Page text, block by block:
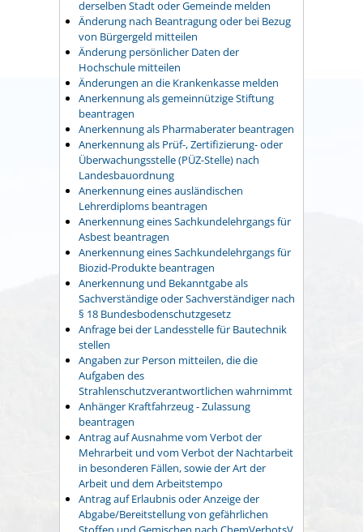
derselben Stadt oder Gemeinde melden
Änderung nach Beantragung oder bei Bezug
von Bürgergeld mitteilen
Änderung persönlicher Daten der
Hochschule mitteilen
Änderungen an die Krankenkasse melden
Anerkennung als gemeinnützige Stiftung
beantragen
Anerkennung als Pharmaberater beantragen
Anerkennung als Prüf-, Zertifizierung- oder
Überwachungsstelle (PÜZ-Stelle) nach
Landesbauordnung
Anerkennung eines ausländischen
Lehrerdiploms beantragen
Anerkennung eines Sachkundelehrgangs für
Asbest beantragen
Anerkennung eines Sachkundelehrgangs für
Biozid-Produkte beantragen
Anerkennung und Bekanntgabe als
Sachverständige oder Sachverständiger nach
§ 18 Bundesbodenschutzgesetz
Anfrage bei der Landesstelle für Bautechnik
stellen
Angaben zur Person mitteilen, die die
Aufgaben des
Strahlenschutzverantwortlichen wahrnimmt
Anhänger Kraftfahrzeug - Zulassung
beantragen
Antrag auf Ausnahme vom Verbot der
Mehrarbeit und vom Verbot der Nachtarbeit
in besonderen Fällen, sowie der Art der
Arbeit und dem Arbeitstempo
Antrag auf Erlaubnis oder Anzeige der
Abgabe/Bereitstellung von gefährlichen